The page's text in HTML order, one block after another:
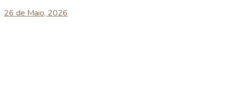
26 de Maio, 2026